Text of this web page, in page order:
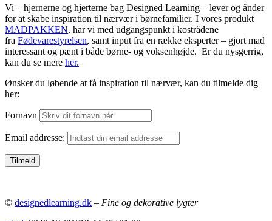
Vi – hjernerne og hjerterne bag Designed Learning – lever og ånder
for at skabe inspiration til nærvær i børnefamilier. I vores produkt
MADPAKKEN, har vi med udgangspunkt i kostrådene
fra Fødevarestyrelsen, samt input fra en række eksperter – gjort mad
interessant og pænt i både børne- og voksenhøjde. Er du nysgerrig,
kan du se mere her.
Ønsker du løbende at få inspiration til nærvær, kan du tilmelde dig
her:
Fornavn
Email addresse:
© designedlearning.dk – Fine og dekorative lygter